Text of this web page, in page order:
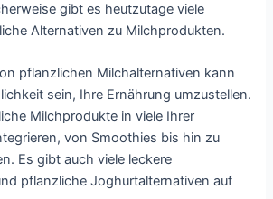
gibt es heutzutage viele
Alternativen zu Milchprodukten.
pflanzlichen Milchalternativen kann
sein, Ihre Ernährung umzustellen.
Milchprodukte in viele Ihrer
von Smoothies bis hin zu
Es gibt auch viele leckere
pflanzliche Joghurtalternativen auf